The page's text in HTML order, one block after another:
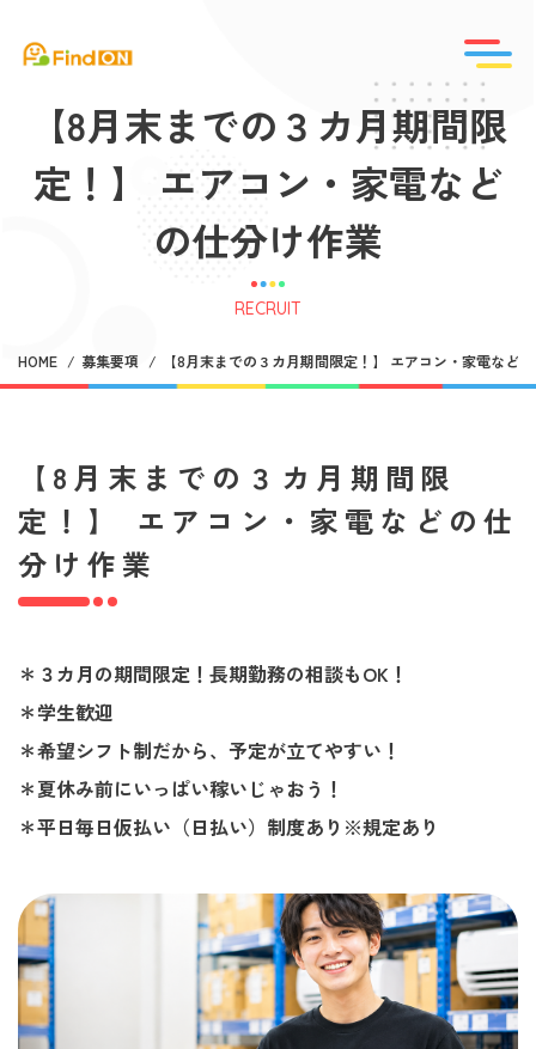
【8月末までの３カ月期間限
定！】 エアコン・家電など
の仕分け作業
RECRUIT
HOME 募集要項 【8月末までの３カ月期間限定！】 エアコン・家電など
【8月末までの３カ月期間限
定！】 エアコン・家電などの仕
分け作業
＊３カ月の期間限定！長期勤務の相談もOK！
＊学生歓迎
＊希望シフト制だから、予定が立てやすい！
＊夏休み前にいっぱい稼いじゃおう！
＊平日毎日仮払い（日払い）制度あり※規定あり